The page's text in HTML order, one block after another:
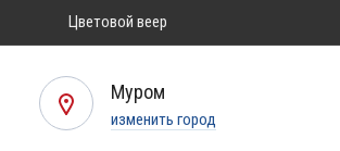
Цветовой веер
Муром
изменить город